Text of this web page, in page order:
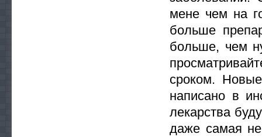
мене чем на
больше
больше, чем
сроком.
написано в
лекарства
даже самая